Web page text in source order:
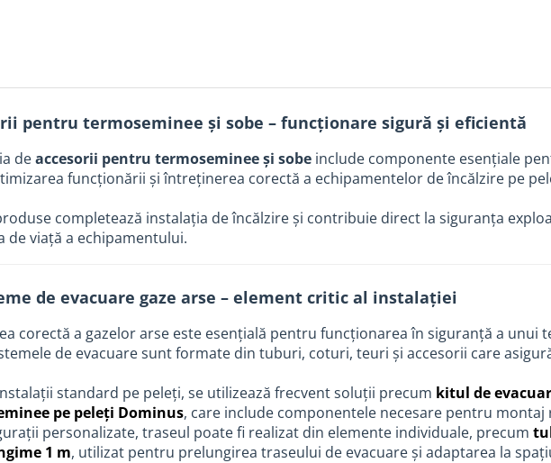
pentru termoseminee și sobe – funcționare sigură și eficientă
deaccesorii pentru termoseminee și sobe include componente esențiale
funcționării și întreținerea corectă a echipamentelor de încălzire pe
completează instalația de încălzire și contribuie direct la siguranța
de viață a echipamentului.
de evacuare gaze arse – element critic al instalației
corectă a gazelor arse este esențială pentru funcționarea în siguranță a unui
de evacuare sunt formate din tuburi, coturi, teuri și accesorii care
standard pe peleți, se utilizează frecvent soluții precum kitul de
pe peleți Dominus, care include componentele necesare pentru montaj
personalizate, traseul poate fi realizat din elemente individuale, precum
1 m, utilizat pentru prelungirea traseului de evacuare și adaptarea la